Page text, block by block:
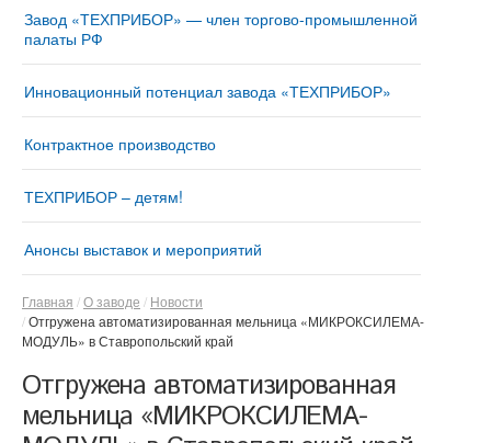
Завод «ТЕХПРИБОР» — член торгово-промышленной
палаты РФ
Инновационный потенциал завода «ТЕХПРИБОР»
Контрактное производство
ТЕХПРИБОР – детям!
Анонсы выставок и мероприятий
Главная О заводе
Новости
Отгружена автоматизированная мельница «МИКРОКСИЛЕМА-
МОДУЛЬ» в Ставропольский край
Отгружена автоматизированная
мельница «МИКРОКСИЛЕМА-